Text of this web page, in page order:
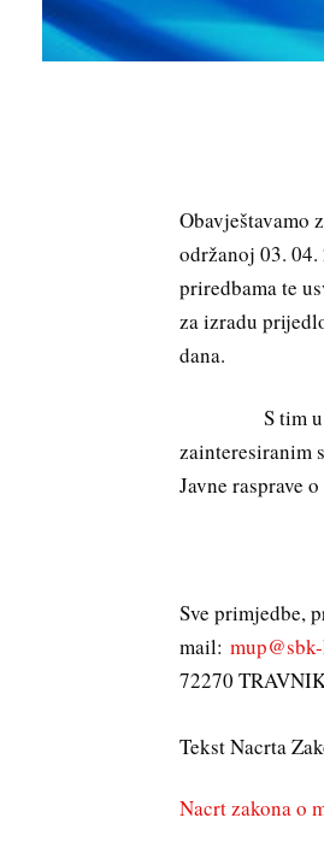
Obavještavamo
održanoj 03.
priredbama te
za izradu
dana.
S tim u vezi
zainteresiranim
Javne rasprave
Sve primjedbe,
mail:
72270
Tekst Nacrta
Nacrt zakona o